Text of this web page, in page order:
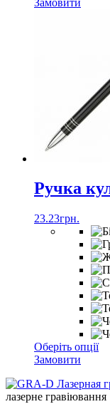
Ручка
23.23грн.
Оберіть опції
Замовити
лазерне гравіювання